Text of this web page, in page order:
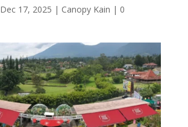
Dec 17, 2025 | Canopy Kain | 0